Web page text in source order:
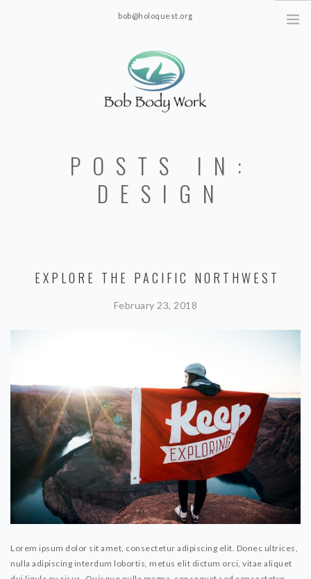
bob@holoquest.org
POSTS IN:
DESIGN
EXPLORE THE PACIFIC NORTHWEST
February 23, 2018
Lorem ipsum dolor sit amet, consectetur adipiscing elit. Donec ultrices,
nulla adipiscing interdum lobortis, metus elit dictum orci, vitae aliquet